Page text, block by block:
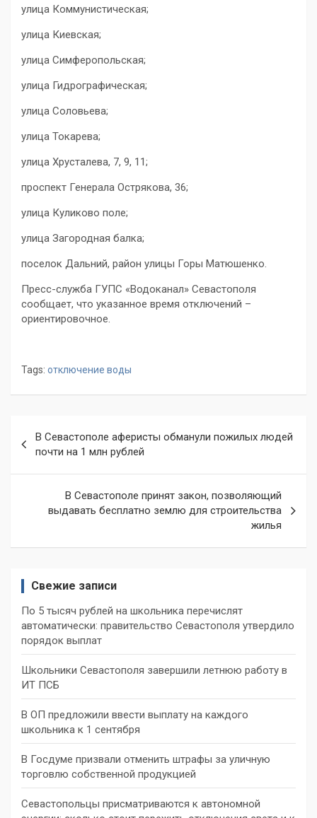
улица Коммунистическая;
улица Киевская;
улица Симферопольская;
улица Гидрографическая;
улица Соловьева;
улица Токарева;
улица Хрусталева, 7, 9, 11;
проспект Генерала Острякова, 36;
улица Куликово поле;
улица Загородная балка;
поселок Дальний, район улицы Горы Матюшенко.
Пресс-служба ГУПС «Водоканал» Севастополя
сообщает, что указанное время отключений –
ориентировочное.
Tags: отключение воды
по
записям
В Севастополе аферисты обманули пожилых людей
почти на 1 млн рублей
В Севастополе принят закон, позволяющий
выдавать бесплатно землю для строительства
жилья
Свежие записи
По 5 тысяч рублей на школьника перечислят
автоматически: правительство Севастополя утвердило
порядок выплат
Школьники Севастополя завершили летнюю работу в
ИТ ПСБ
В ОП предложили ввести выплату на каждого
школьника к 1 сентября
В Госдуме призвали отменить штрафы за уличную
торговлю собственной продукцией
Севастопольцы присматриваются к автономной